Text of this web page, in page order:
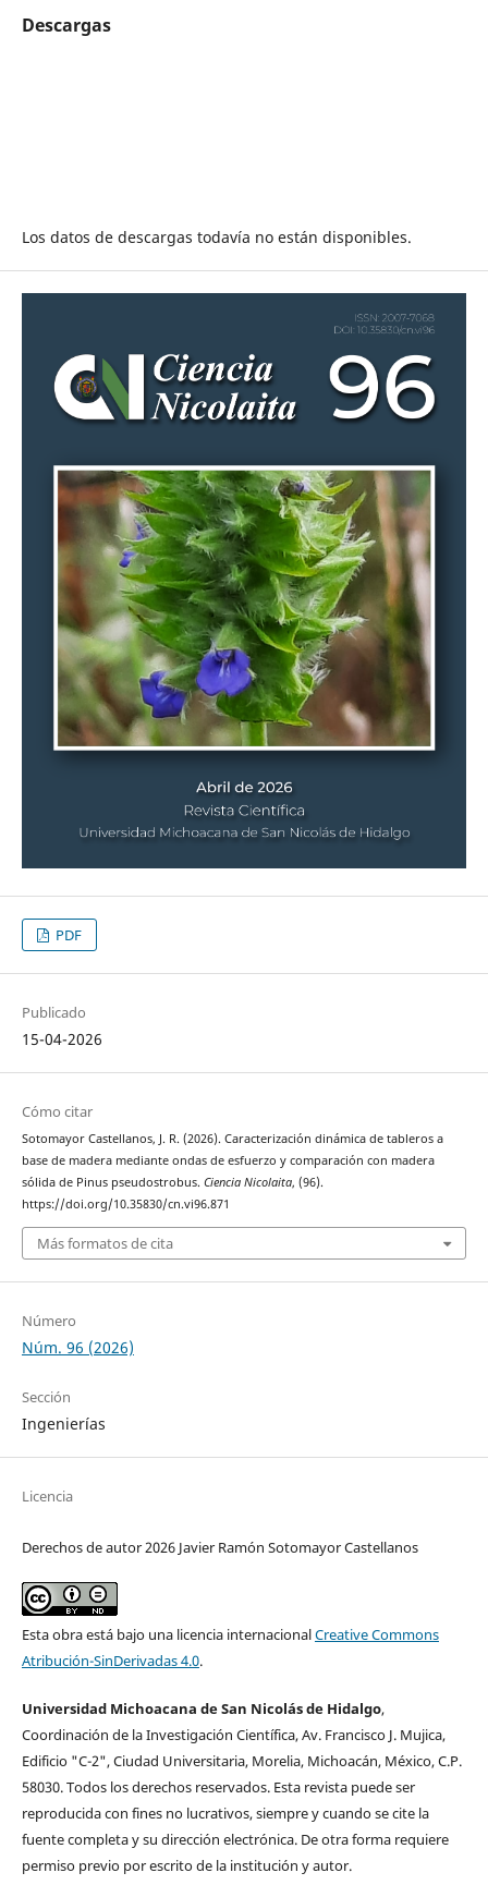
Descargas
Los datos de descargas todavía no están disponibles.
PDF
Publicado
15-04-2026
Cómo citar
Sotomayor Castellanos, J. R. (2026). Caracterización dinámica de tableros a
base de madera mediante ondas de esfuerzo y comparación con madera
sólida de Pinus pseudostrobus. Ciencia Nicolaita, (96).
https://doi.org/10.35830/cn.vi96.871
Más formatos de cita
Número
Núm. 96 (2026)
Sección
Ingenierías
Licencia
Derechos de autor 2026 Javier Ramón Sotomayor Castellanos
Esta obra está bajo una licencia internacionalCreative Commons
Atribución-SinDerivadas 4.0.
Universidad Michoacana de San Nicolás de Hidalgo,
Coordinación de la Investigación Cientí­fica, Av. Francisco J. Mujica,
Edificio "C-2", Ciudad Universitaria, Morelia, Michoacán, México, C.P.
58030. Todos los derechos reservados. Esta revista puede ser
reproducida con fines no lucrativos, siempre y cuando se cite la
fuente completa y su dirección electrónica. De otra forma requiere
permiso previo por escrito de la institución y autor.